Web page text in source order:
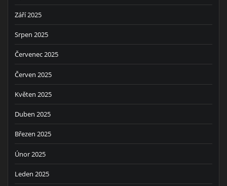
Září 2025
Srpen 2025
Červenec 2025
Červen 2025
Květen 2025
Duben 2025
Březen 2025
Únor 2025
Leden 2025